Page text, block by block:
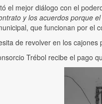
el mejor diálogo con el
y los acuerdos porque
que funcionan por el
de revolver en los
Trébol recibe el pago